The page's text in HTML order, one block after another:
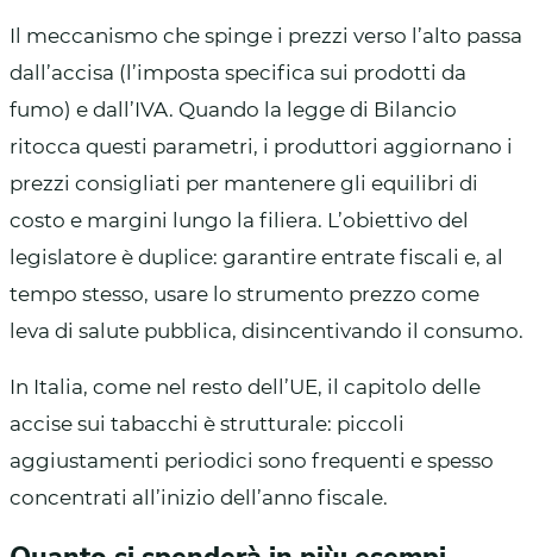
Il meccanismo che spinge i prezzi verso l’alto passa
dall’accisa (l’imposta specifica sui prodotti da
fumo) e dall’IVA. Quando la legge di Bilancio
ritocca questi parametri, i produttori aggiornano i
prezzi consigliati per mantenere gli equilibri di
costo e margini lungo la filiera. L’obiettivo del
legislatore è duplice: garantire entrate fiscali e, al
tempo stesso, usare lo strumento prezzo come
leva di salute pubblica, disincentivando il consumo.
In Italia, come nel resto dell’UE, il capitolo delle
accise sui tabacchi è strutturale: piccoli
aggiustamenti periodici sono frequenti e spesso
concentrati all’inizio dell’anno fiscale.